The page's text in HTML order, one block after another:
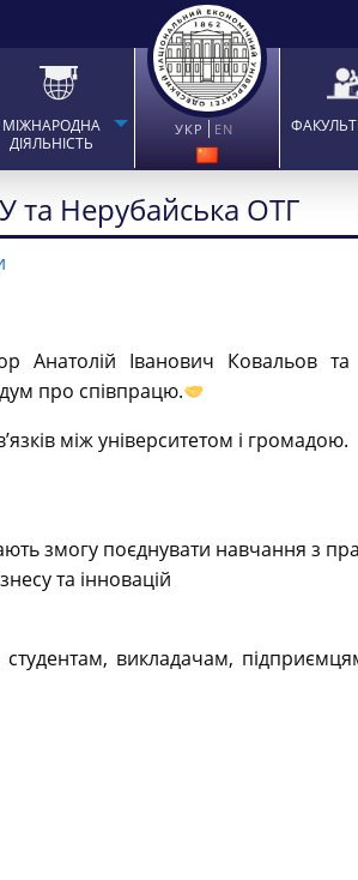
МІЖНАРОДНА
ДІЯЛЬНІСТЬ
УКР EN
Нерубайська ОТГ
Анатолій Іванович Ковальов та
про співпрацю.
між університетом і громадою.
змогу поєднувати навчання з
та інновацій
викладачам,